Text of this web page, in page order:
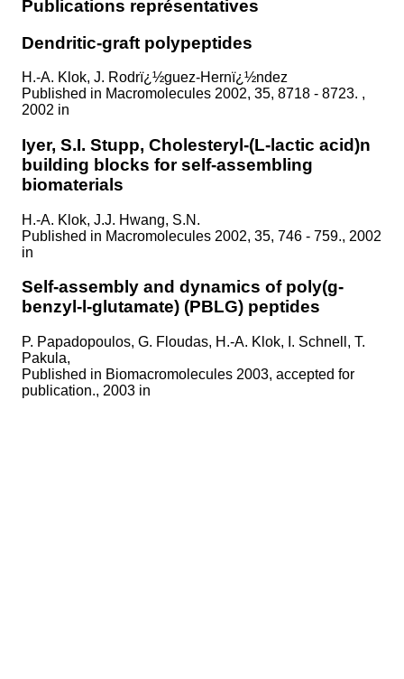
Publications représentatives
Dendritic-graft polypeptides
H.-A. Klok, J. Rodrï¿½guez-Hernï¿½ndez
Published in Macromolecules 2002, 35, 8718 - 8723. ,
2002 in
Iyer, S.I. Stupp, Cholesteryl-(L-lactic acid)n
building blocks for self-assembling
biomaterials
H.-A. Klok, J.J. Hwang, S.N.
Published in Macromolecules 2002, 35, 746 - 759., 2002
in
Self-assembly and dynamics of poly(g-
benzyl-l-glutamate) (PBLG) peptides
P. Papadopoulos, G. Floudas, H.-A. Klok, I. Schnell, T.
Pakula,
Published in Biomacromolecules 2003, accepted for
publication., 2003 in